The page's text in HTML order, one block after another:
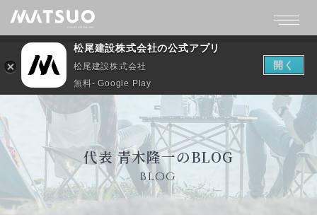
代表 青木隆一のBLOG
BLOG
松尾建設株式会社の公式アプリ
松尾建設株式会社
無料- Google Play
開く